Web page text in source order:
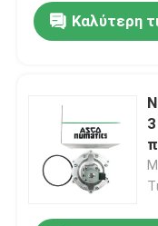
Καλύτερη